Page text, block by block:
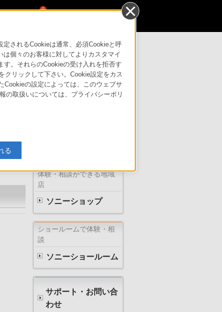
0
サポート・お問い合わせ
体験・相談ができる地域
店
ソニーショップ
ショールームで体験・相
談
ソニーショールーム
サポート・お問い合
わせ
されるCookieは通常、必須Cookieと呼
個々のお客様に対してよりカスタマイ
。それらのCookieの受け入れを拒否す
クリックして下さい。Cookie設定をカス
Cookieの設定によっては、このウェブサ
の取扱いについては、プライバシーポリ
る